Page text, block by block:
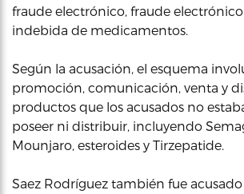
fraude electrónico, fraude
indebida de medicamentos.
Según la acusación, el esquema
promoción, comunicación, venta y
productos que los acusados no
poseer ni distribuir, incluyendo
Mounjaro, esteroides y Tirzepatide.
Saez Rodríguez también fue